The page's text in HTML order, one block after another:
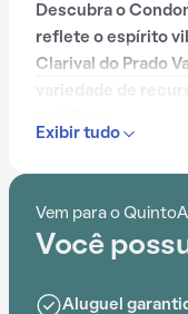
Descubra o
reflete o espírito
Clarival do Prado
Com mais de 66
Com portaria 24
playground,
Exibir tudo
Vem para o
Você
Aluguel